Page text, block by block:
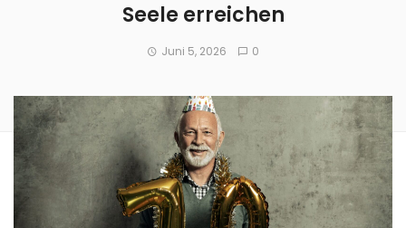
Seele erreichen
Juni 5, 2026 0